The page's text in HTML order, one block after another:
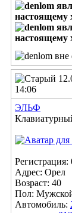
14:06
ЭЛЬФ
Регистрация:
Адрес: Орел
Возраст: 40
Пол:
Автомобиль: